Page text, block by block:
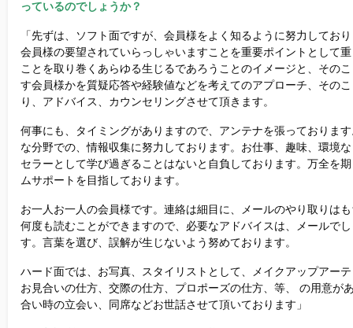
っているのでしょうか？
「先ずは、ソフト面ですが、会員様をよく知るように努力してお
会員様の要望されていらっしゃいますことを重要ポイントとして
ことを取り巻くあらゆる生じるであろうことのイメージと、その
す会員様かを質疑応答や経験値などを考えてのアプローチ、その
り、アドバイス、カウンセリングさせて頂きます。
何事にも、タイミングがありますので、アンテナを張っておりま
な分野での、情報収集に努力しております。お仕事、趣味、環境
セラーとして学び過ぎることはないと自負しております。万全を
ムサポートを目指しております。
お一人お一人の会員様です。連絡は細目に、メールのやり取りは
何度も読むことができますので、必要なアドバイスは、メールで
す。言葉を選び、誤解が生じないよう努めております。
ハード面では、お写真、スタイリストとして、メイクアップアー
お見合いの仕方、交際の仕方、プロポーズの仕方、等、 の用意が
合い時の立会い、同席などお世話させて頂いております」